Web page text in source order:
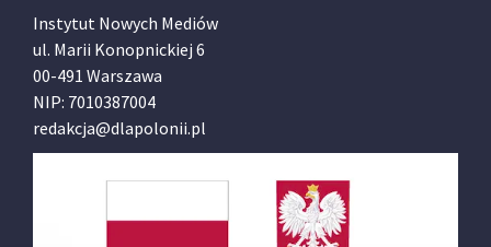
Instytut Nowych Mediów
ul. Marii Konopnickiej 6
00-491 Warszawa
NIP: 7010387004
redakcja@dlapolonii.pl